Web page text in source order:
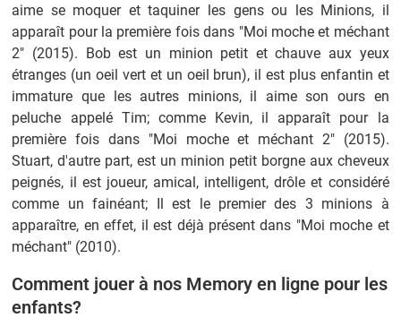
aime se moquer et taquiner les gens ou les Minions, il
apparaît pour la première fois dans "Moi moche et méchant
2" (2015). Bob est un minion petit et chauve aux yeux
étranges (un oeil vert et un oeil brun), il est plus enfantin et
immature que les autres minions, il aime son ours en
peluche appelé Tim; comme Kevin, il apparaît pour la
première fois dans "Moi moche et méchant 2" (2015).
Stuart, d'autre part, est un minion petit borgne aux cheveux
peignés, il est joueur, amical, intelligent, drôle et considéré
comme un fainéant; Il est le premier des 3 minions à
apparaître, en effet, il est déjà présent dans "Moi moche et
méchant" (2010).
Comment jouer à nos Memory en ligne pour les
enfants?